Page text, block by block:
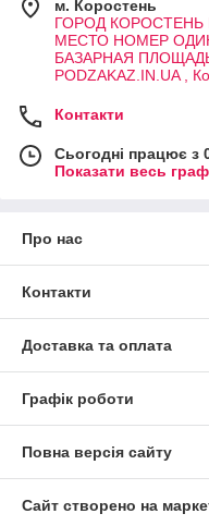
м. Коростень
ГОРОД
МЕСТО НОМЕР
БАЗАРНАЯ
PODZAKAZ.IN.UA ,
Контакти
Сьогодні працює з
Показати весь
Про нас
Контакти
Доставка та оплата
Графік роботи
Повна версія сайту
Сайт створено на